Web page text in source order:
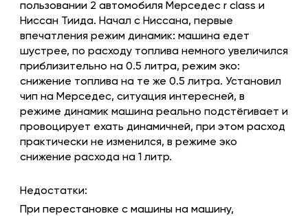
пользовании 2 автомобиля Мерседес r class и
Ниссан Тиида. Начал с Ниссана, первые
впечатления режим динамик: машина едет
шустрее, по расходу топлива немного увеличился
приблизительно на 0.5 литра, режим эко:
снижение топлива на те же 0.5 литра. Установил
чип на Мерседес, ситуация интересней, в
режиме динамик машина реально подстёгивает и
провоцирует ехать динамичней, при этом расход
практически не изменился, в рeжиме эко
снижение расхода на 1 литр.
Недостатки:
При перестановке с машины на машину,